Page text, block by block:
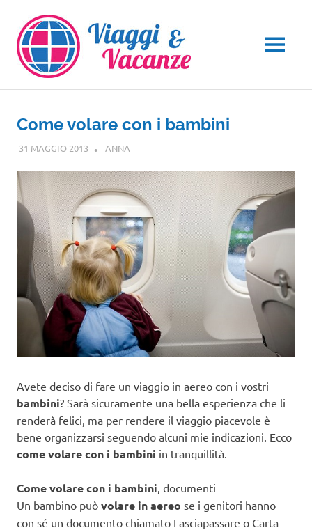
contenuto
MENU
Come volare con i bambini
31 MAGGIO 2013 ANNA
Avete deciso di fare un viaggio in aereo con i vostri
bambini? Sarà sicuramente una bella esperienza che li
renderà felici, ma per rendere il viaggio piacevole è
bene organizzarsi seguendo alcuni mie indicazioni. Ecco
come volare con i bambini in tranquillità.
Come volare con i bambini , documenti
Un bambino può volare in aereo se i genitori hanno
con sé un documento chiamato Lasciapassare o Carta